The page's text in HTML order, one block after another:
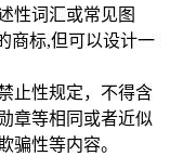
性词汇或常见图
商标,但可以设计一
止性规定，不得含
章等相同或者近似
骗性等内容。